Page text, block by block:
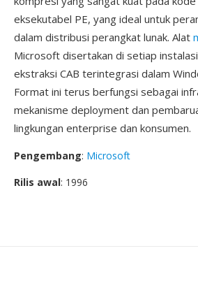
eksekutabel PE, yang ideal untuk
dalam distribusi perangkat lunak. Alat
Microsoft disertakan di setiap
ekstraksi CAB terintegrasi dalam
Format ini terus berfungsi sebagai
mekanisme deployment dan
lingkungan enterprise dan konsumen.
Pengembang: Microsoft
Rilis awal: 1996